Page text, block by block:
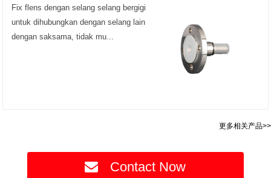
Fix flens dengan selang selang bergigi
untuk dihubungkan dengan selang lain
dengan saksama, tidak mu...
更多相关产品>>
Contact Now